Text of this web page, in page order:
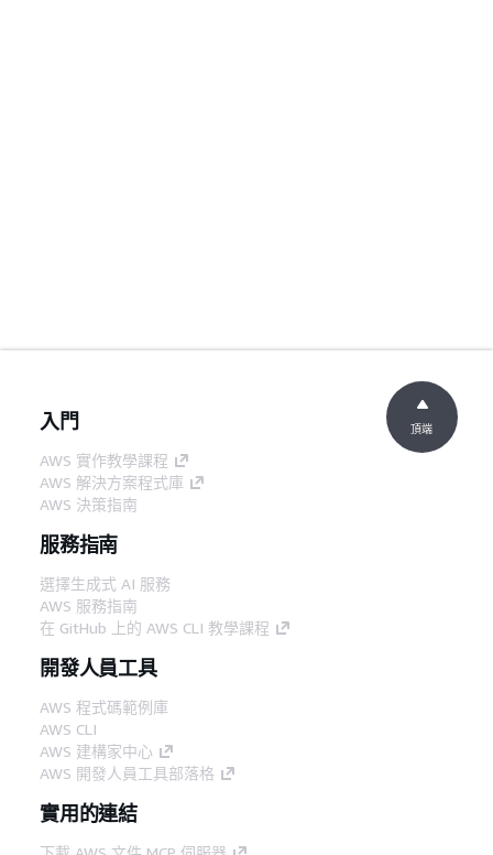
入門
AWS 實作教學課程
AWS 解決方案程式庫
AWS 決策指南
服務指南
選擇生成式 AI 服務
AWS 服務指南
在 GitHub 上的 AWS CLI 教學課程
開發人員工具
AWS 程式碼範例庫
AWS CLI
AWS 建構家中心
AWS 開發人員工具部落格
實用的連結
頂端